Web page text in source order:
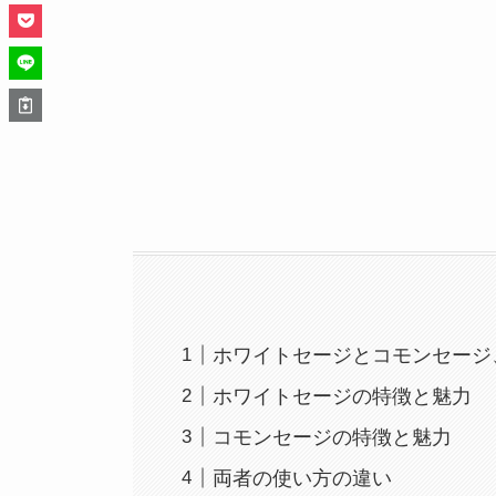
ホワイトセージとコモンセージ
ホワイトセージの特徴と魅力
コモンセージの特徴と魅力
両者の使い方の違い